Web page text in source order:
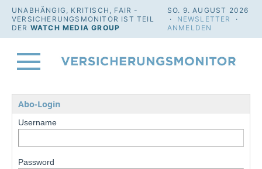
UNABHÄNGIG, KRITISCH, FAIR -
VERSICHERUNGSMONITOR IST TEIL
DER WATCH MEDIA GROUP
SO. 9. AUGUST 2026
· NEWSLETTER
·
ANMELDEN
Abo-Login
Username
Password